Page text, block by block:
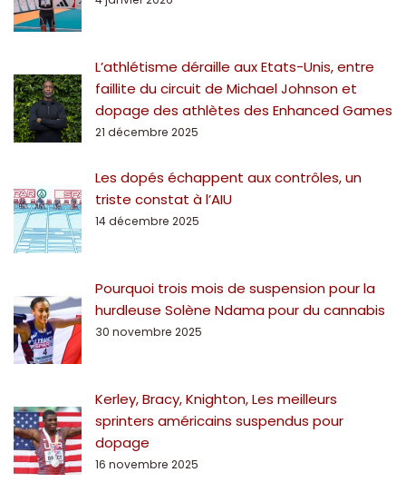
L’athlétisme déraille aux Etats-Unis, entre
faillite du circuit de Michael Johnson et
dopage des athlètes des Enhanced Games
21 décembre 2025
Les dopés échappent aux contrôles, un
triste constat à l’AIU
14 décembre 2025
Pourquoi trois mois de suspension pour la
hurdleuse Solène Ndama pour du cannabis
30 novembre 2025
Kerley, Bracy, Knighton, Les meilleurs
sprinters américains suspendus pour
dopage
16 novembre 2025